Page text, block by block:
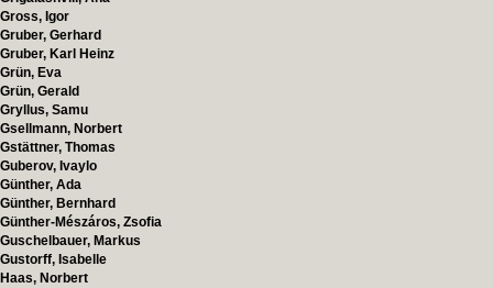
Gross, Igor
Gruber, Gerhard
Gruber, Karl Heinz
Grün, Eva
Grün, Gerald
Gryllus, Samu
Gsellmann, Norbert
Gstättner, Thomas
Guberov, Ivaylo
Günther, Ada
Günther, Bernhard
Günther-Mészáros, Zsofia
Guschelbauer, Markus
Gustorff, Isabelle
Haas, Norbert